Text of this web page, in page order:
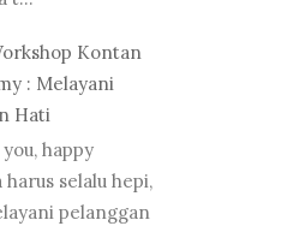
Kontan
: Melayani
Hati
happy
selalu hepi,
pelanggan